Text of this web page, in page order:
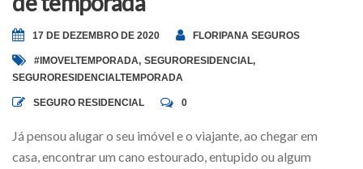
17 DE DEZEMBRO DE 2020 FLORIPANA SEGUROS
#IMOVELTEMPORADA, SEGURORESIDENCIAL,
SEGURORESIDENCIALTEMPORADA
SEGURO RESIDENCIAL 0
Já pensou alugar o seu imóvel e o viajante, ao chegar em
casa, encontrar um cano estourado, entupido ou algum